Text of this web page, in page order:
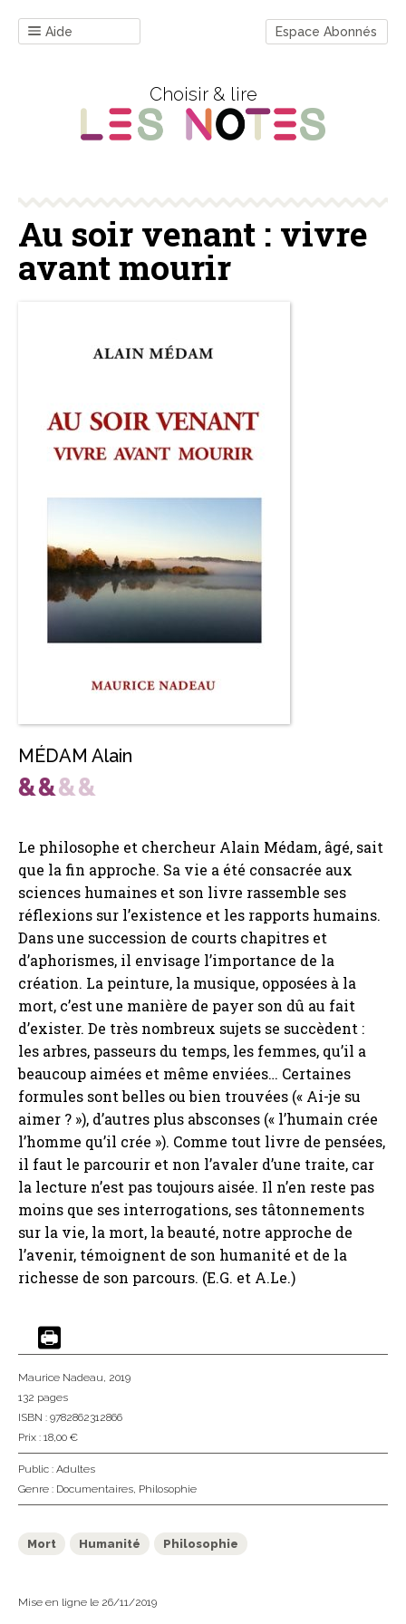
Aide Espace Abonnés
Choisir & lire
Au soir venant : vivre
avant mourir
MÉDAM Alain
Le philosophe et chercheur Alain Médam, âgé, sait
que la fin approche. Sa vie a été consacrée aux
sciences humaines et son livre rassemble ses
réflexions sur l’existence et les rapports humains.
Dans une succession de courts chapitres et
d’aphorismes, il envisage l’importance de la
création. La peinture, la musique, opposées à la
mort, c’est une manière de payer son dû au fait
d’exister. De très nombreux sujets se succèdent :
les arbres, passeurs du temps, les femmes, qu’il a
beaucoup aimées et même enviées… Certaines
formules sont belles ou bien trouvées (« Ai-je su
aimer ? »), d’autres plus absconses (« l’humain crée
l’homme qu’il crée »). Comme tout livre de pensées,
il faut le parcourir et non l’avaler d’une traite, car
la lecture n’est pas toujours aisée. Il n’en reste pas
moins que ses interrogations, ses tâtonnements
sur la vie, la mort, la beauté, notre approche de
l’avenir, témoignent de son humanité et de la
richesse de son parcours. (E.G. et A.Le.)
Maurice Nadeau, 2019
132 pages
ISBN : 9782862312866
Prix : 18,00 €
Public : Adultes
Genre : Documentaires, Philosophie
Mort Humanité Philosophie
Mise en ligne le 26/11/2019